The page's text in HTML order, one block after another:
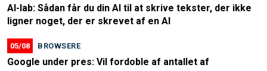
AI-lab: Sådan får du din AI til at skrive tekster, der ikke
ligner noget, der er skrevet af en AI
05/08 BROWSERE
Google under pres: Vil fordoble af antallet af